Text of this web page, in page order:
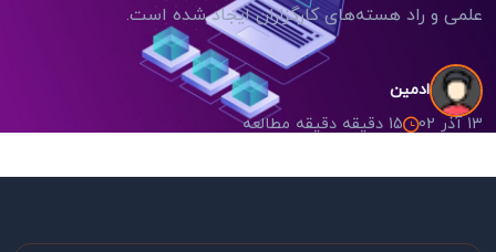
علمی و راد هسته‌های کارگزاران ایجاد شده است.
ادمین
13 آذر 02 15 دقیقه دقیقه مطالعه